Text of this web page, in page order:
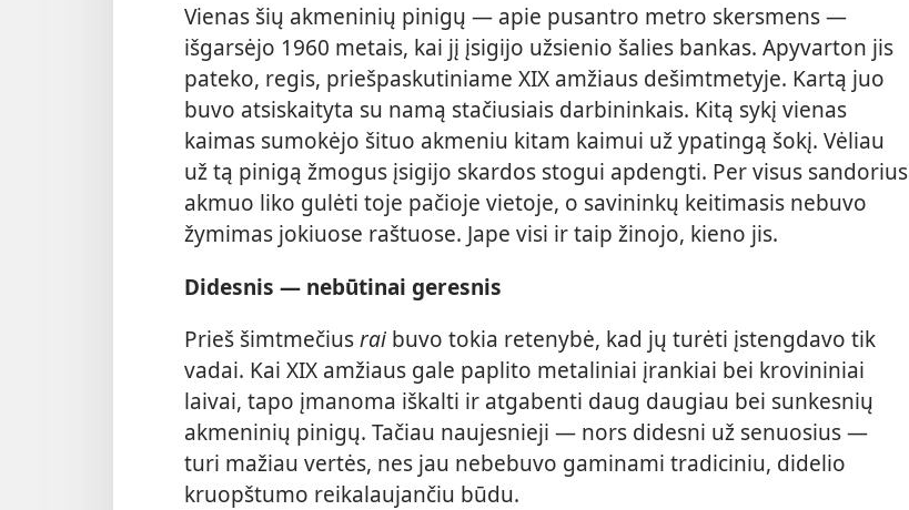
Vienas šių akmeninių pinigų — apie pusantro metro skersmens —
išgarsėjo 1960 metais, kai jį įsigijo užsienio šalies bankas. Apyvarton jis
pateko, regis, priešpaskutiniame XIX amžiaus dešimtmetyje. Kartą juo
buvo atsiskaityta su namą stačiusiais darbininkais. Kitą sykį vienas
kaimas sumokėjo šituo akmeniu kitam kaimui už ypatingą šokį. Vėliau
už tą pinigą žmogus įsigijo skardos stogui apdengti. Per visus sandorius
akmuo liko gulėti toje pačioje vietoje, o savininkų keitimasis nebuvo
žymimas jokiuose raštuose. Jape visi ir taip žinojo, kieno jis.
Didesnis — nebūtinai geresnis
Prieš šimtmečiusrai buvo tokia retenybė, kad jų turėti įstengdavo tik
vadai. Kai XIX amžiaus gale paplito metaliniai įrankiai bei krovininiai
laivai, tapo įmanoma iškalti ir atgabenti daug daugiau bei sunkesnių
akmeninių pinigų. Tačiau naujesnieji — nors didesni už senuosius —
turi mažiau vertės, nes jau nebebuvo gaminami tradiciniu, didelio
kruopštumo reikalaujančiu būdu.